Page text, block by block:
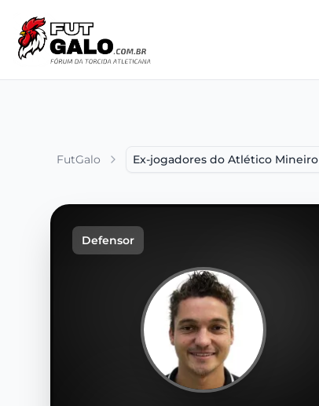
FutGalo Ex-jogadores do Atlético Mineiro
Defensor